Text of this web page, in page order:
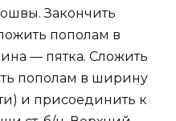
Закончить
пополам в
— пятка. Сложить
пополам в ширину
и присоединить к